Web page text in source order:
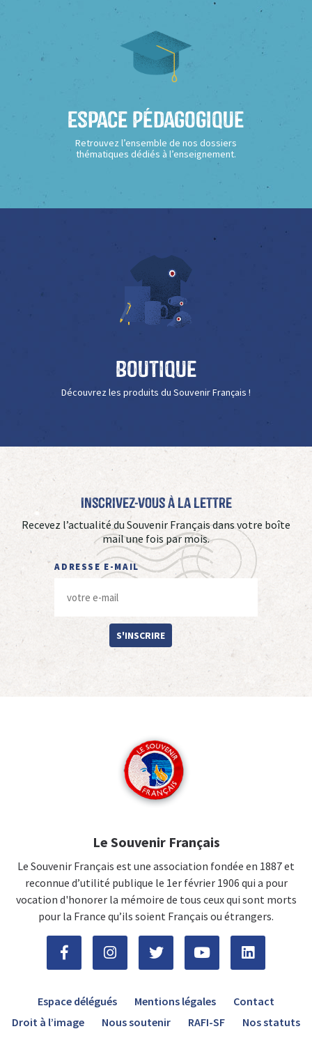
Espace Pédagogique
Retrouvez l’ensemble de nos dossiers
thématiques dédiés à l’enseignement.
Boutique
Découvrez les produits du Souvenir Français !
Inscrivez-vous à La Lettre
Recevez l’actualité du Souvenir Français dans votre boîte
mail une fois par mois.
ADRESSE E-MAIL
S'INSCRIRE
Le Souvenir Français
Le Souvenir Français est une association fondée en 1887 et
reconnue d’utilité publique le 1er février 1906 qui a pour
vocation d'honorer la mémoire de tous ceux qui sont morts
pour la France qu’ils soient Français ou étrangers.
Espace délégués Mentions légales
Contact
Droit à l’image
Nous soutenir RAFI-SF Nos statuts